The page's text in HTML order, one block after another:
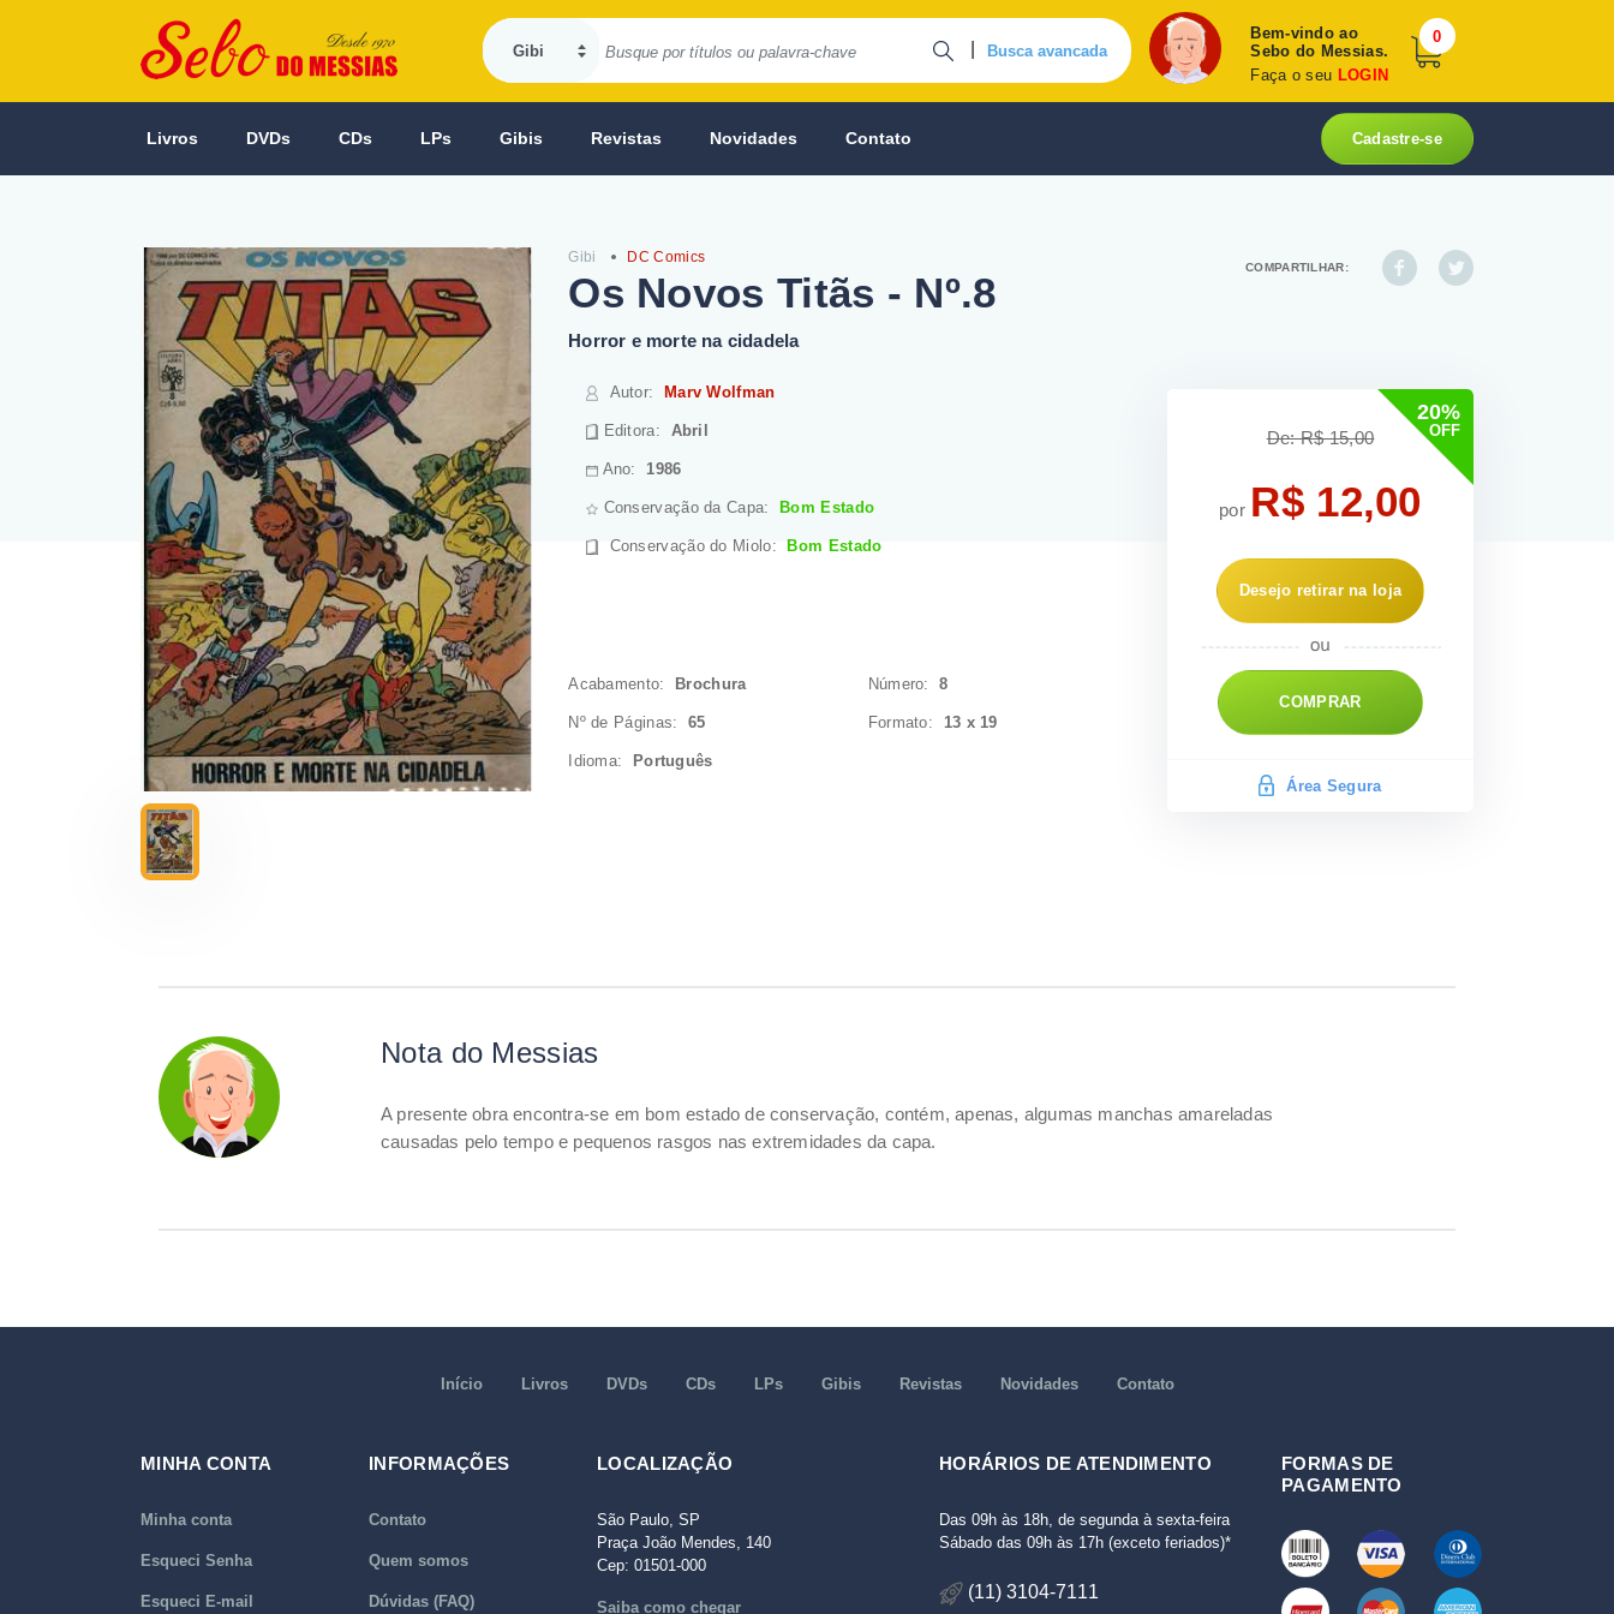
Busca avancada
Bem-vindo ao
Sebo do Messias.
Faça o seu LOGIN
0
Livros DVDs CDs LPs Gibis Revistas Novidades Contato Cadastre-se
Gibi DC Comics
Os Novos Titãs - Nº.8
Horror e morte na cidadela
Autor: Marv Wolfman
Editora: Abril
Ano:1986
Conservação da Capa: Bom Estado
Conservação do Miolo: Bom Estado
Acabamento: Brochura Número:8
Nº de Páginas:65 Formato: 13 x 19
Idioma: Português
COMPARTILHAR:
20%
OFF
De: R$ 15,00
por R$ 12,00
Desejo retirar na loja
COMPRAR
Área Segura
Nota do Messias
A presente obra encontra-se em bom estado de conservação, contém, apenas, algumas manchas amareladas
causadas pelo tempo e pequenos rasgos nas extremidades da capa.
Início Livros DVDs CDs LPs Gibis Revistas Novidades Contato
MINHA CONTA
Minha conta
Esqueci Senha
Esqueci E-mail
INFORMAÇÕES
Contato
Quem somos
Dúvidas (FAQ)
LOCALIZAÇÃO
São Paulo, SP
Praça João Mendes, 140
Cep: 01501-000
Saiba como chegar
HORÁRIOS DE ATENDIMENTO
Das 09h às 18h, de segunda à sexta-feira
Sábado das 09h às 17h (exceto feriados)*
(11) 3104-7111
FORMAS DE
PAGAMENTO